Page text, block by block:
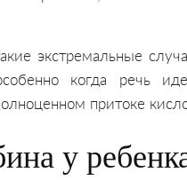
экстремальные
когда речь
притоке
у